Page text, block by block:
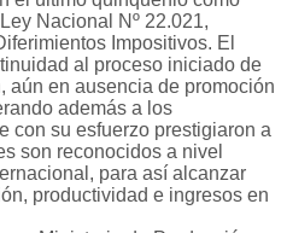
Nacional Nº 22.021,
Impositivos. El
al proceso iniciado de
aún en ausencia de promoción
además a los
con su esfuerzo prestigiaron a
son reconocidos a nivel
para así alcanzar
productividad e ingresos en